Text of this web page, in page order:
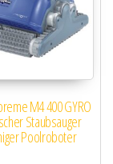
M4 400 GYRO
Staubsauger
Poolroboter